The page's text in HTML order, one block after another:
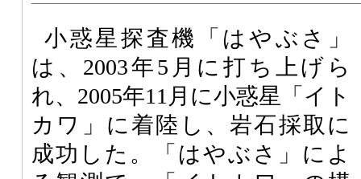
小惑星探査機「はやぶさ」
は、2003年5月に打ち上げら
れ、2005年11月に小惑星「イト
カワ」に着陸し、岩石採取に
成功した。「はやぶさ」によ